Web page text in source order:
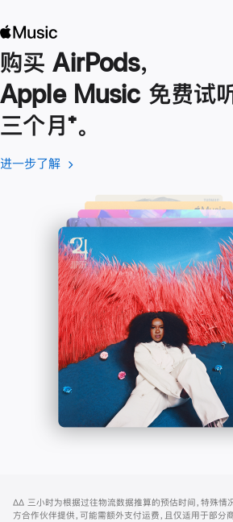
购买 AirPods，
Apple Music 免费试
三个月脚
注
⁺。
进一步了解 进
了
解
-
Apple
Music
(在
口
中
打
开)
页
注
∆∆ 三小时为根据过往物流数据推算的预估时间，特殊情
方合作伙伴提供，可能需额外支付运费，且仅适用于部分